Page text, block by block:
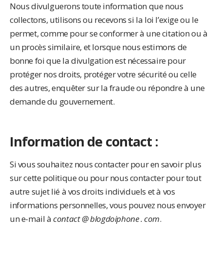
Nous divulguerons toute information que nous
collectons, utilisons ou recevons si la loi l’exige ou le
permet, comme pour se conformer à une citation ou à
un procès similaire, et lorsque nous estimons de
bonne foi que la divulgation est nécessaire pour
protéger nos droits, protéger votre sécurité ou celle
des autres, enquêter sur la fraude ou répondre à une
demande du gouvernement.
Information de contact :
Si vous souhaitez nous contacter pour en savoir plus
sur cette politique ou pour nous contacter pour tout
autre sujet lié à vos droits individuels et à vos
informations personnelles, vous pouvez nous envoyer
un e-mail àcontact @ blogdoiphone . com.